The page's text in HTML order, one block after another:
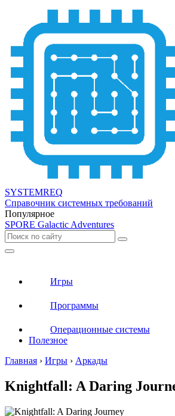
SYSTEMREQ
Справочник системных требований
Популярное
SPORE Galactic Adventures
Игры
Программы
Операционные системы
Полезное
Главная › Игры › Аркады
Knightfall: A Daring